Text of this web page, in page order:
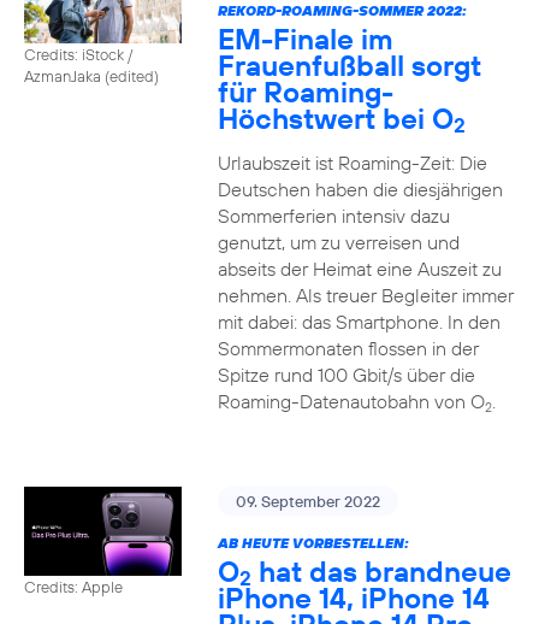
Credits: iStock /
AzmanJaka (edited)
REKORD-ROAMING-SOMMER 2022:
EM-Finale im
Frauenfußball sorgt
für Roaming-
Höchstwert bei O2
Urlaubszeit ist Roaming-Zeit: Die
Deutschen haben die diesjährigen
Sommerferien intensiv dazu
genutzt, um zu verreisen und
abseits der Heimat eine Auszeit zu
nehmen. Als treuer Begleiter immer
mit dabei: das Smartphone. In den
Sommermonaten flossen in der
Spitze rund 100 Gbit/s über die
Roaming-Datenautobahn von O2.
Credits: Apple
09. September 2022
AB HEUTE VORBESTELLEN:
O2 hat das brandneue
iPhone 14, iPhone 14